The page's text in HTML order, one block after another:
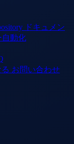
ドキュメン
自動化
お問い合わせ